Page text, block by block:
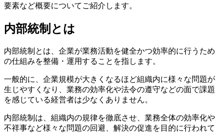
要素など概要についてご紹介します。
内部統制とは
内部統制とは、企業が業務活動を健全かつ効率的に行うため
の仕組みを整備・運用することを指します。
一般的に、企業規模が大きくなるほど組織内に様々な問題が
生じやすくなり、業務の効率化や法令の遵守などの面で課題
を感じている経営者は少なくありません。
内部統制は、組織内の規律を徹底させ、業務全体の効率化や
不祥事など様々な問題の回避、解決の促進を目的に行われて